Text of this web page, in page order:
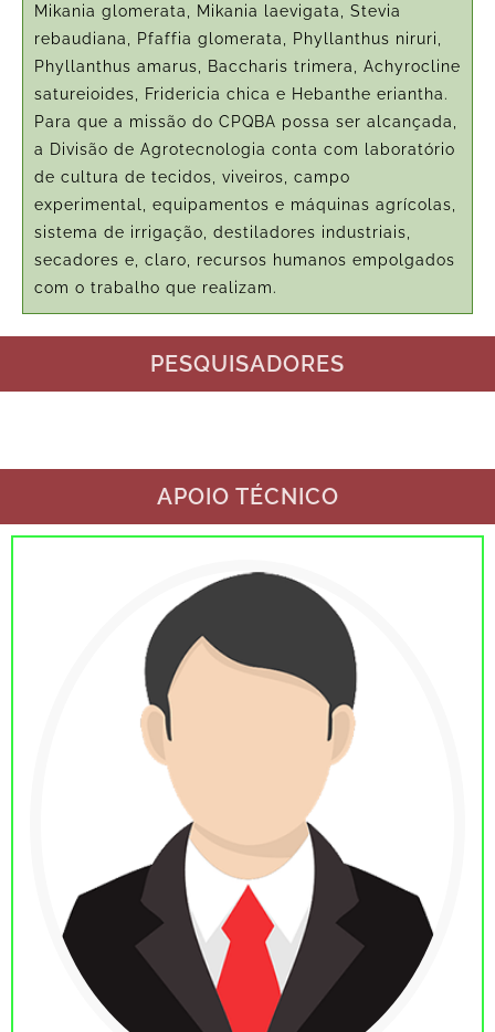
Mikania glomerata, Mikania laevigata, Stevia
rebaudiana, Pfaffia glomerata, Phyllanthus niruri,
Phyllanthus amarus, Baccharis trimera, Achyrocline
satureioides, Fridericia chica e Hebanthe eriantha.
Para que a missão do CPQBA possa ser alcançada,
a Divisão de Agrotecnologia conta com laboratório
de cultura de tecidos, viveiros, campo
experimental, equipamentos e máquinas agrícolas,
sistema de irrigação, destiladores industriais,
secadores e, claro, recursos humanos empolgados
com o trabalho que realizam.
PESQUISADORES
APOIO TÉCNICO